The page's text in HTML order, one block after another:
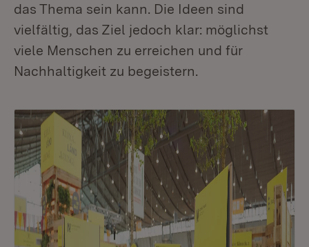
das Thema sein kann. Die Ideen sind
vielfältig, das Ziel jedoch klar: möglichst
viele Menschen zu erreichen und für
Nachhaltigkeit zu begeistern.